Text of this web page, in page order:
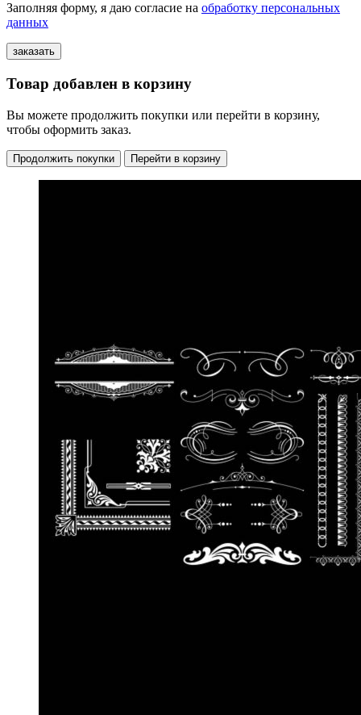
Заполняя форму, я даю согласие на обработку персональных
данных
Товар добавлен в корзину
Вы можете продолжить покупки или перейти в корзину,
чтобы оформить заказ.
Продолжить покупки Перейти в корзину